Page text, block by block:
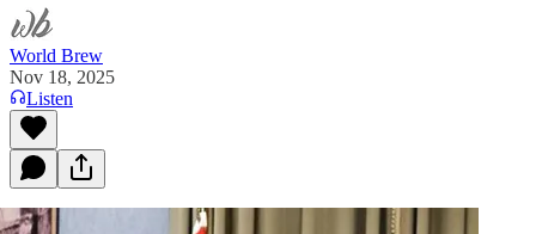
World Brew
Nov 18, 2025
Listen